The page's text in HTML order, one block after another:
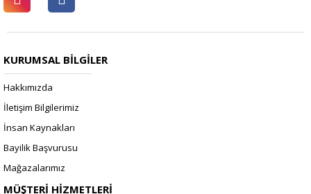
KURUMSAL BİLGİLER
Hakkımızda
İletişim Bilgilerimiz
İnsan Kaynakları
Bayilik Başvurusu
Mağazalarımız
MÜŞTERİ HİZMETLERİ